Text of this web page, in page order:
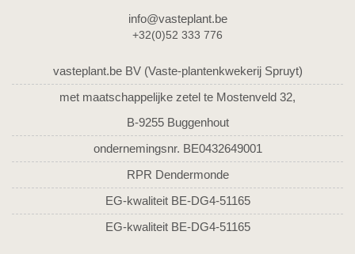
info@vasteplant.be
+32(0)52 333 776
vasteplant.be BV (Vaste-plantenkwekerij Spruyt)
met maatschappelijke zetel te Mostenveld 32,
B-9255 Buggenhout
ondernemingsnr. BE0432649001
RPR Dendermonde
EG-kwaliteit BE-DG4-51165
EG-kwaliteit BE-DG4-51165